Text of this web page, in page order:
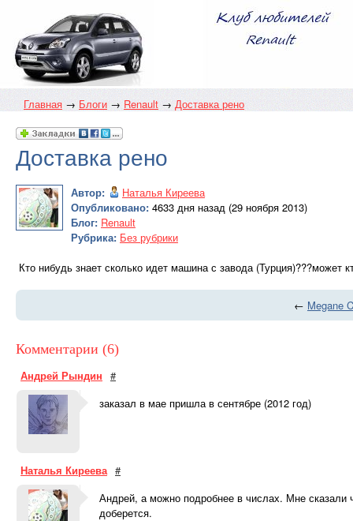
Главная → Блоги → Renault → Доставка рено
Доставка рено
Автор:
Наталья Киреева
Опубликовано: 4633 дня назад (29 ноября 2013)
Блог: Renault
Рубрика: Без рубрики
Кто нибудь знает сколько идет машина с завода (Турция)???может
← Megane
Комментарии (6)
Андрей Рындин #
заказал в мае пришла в сентябре (2012 год)
Наталья Киреева #
Андрей, а можно подробнее в числах. Мне сказали
доберется.